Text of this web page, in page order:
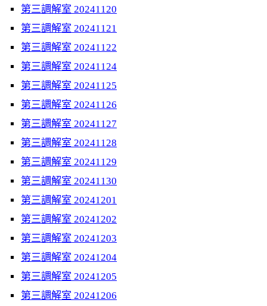
第三調解室 20241120
第三調解室 20241121
第三調解室 20241122
第三調解室 20241124
第三調解室 20241125
第三調解室 20241126
第三調解室 20241127
第三調解室 20241128
第三調解室 20241129
第三調解室 20241130
第三調解室 20241201
第三調解室 20241202
第三調解室 20241203
第三調解室 20241204
第三調解室 20241205
第三調解室 20241206